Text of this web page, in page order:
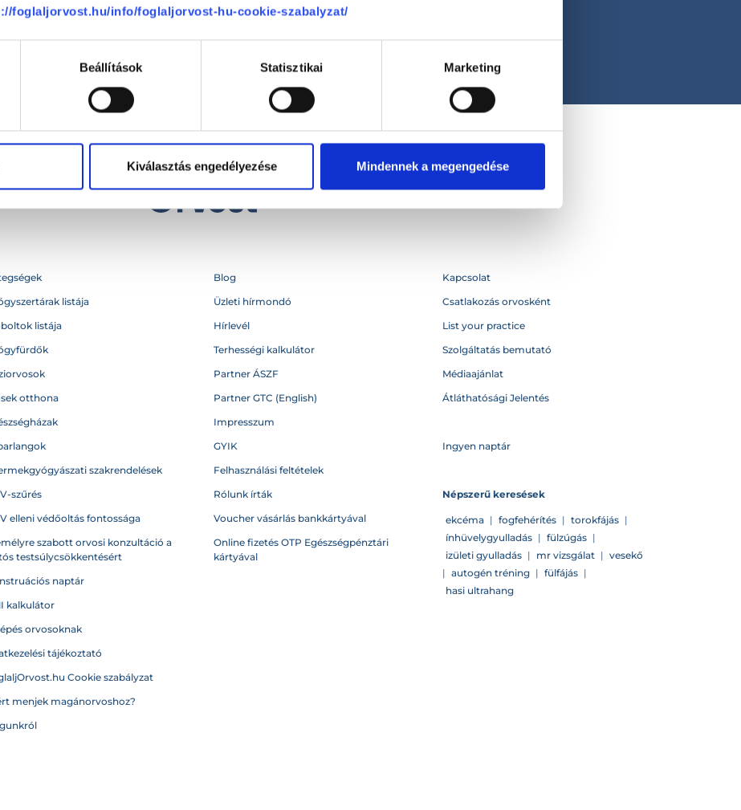
foglaljorvost.hu/info/foglaljorvost-hu-cookie-szabalyzat/
Beállítások Statisztikai Marketing
Kiválasztás engedélyezése Mindennek a megengedése
(H-P: 8:00-20:00)
listája
listája
otthona
szakrendelések
szűrés
elleni védőoltás fontossága
szabott orvosi konzultáció a
testsúlycsökkentésért
naptár
kalkulátor
orvosoknak
tájékoztató
Cookie szabályzat
menjek magánorvoshoz?
Blog
Üzleti hírmondó
Hírlevél
Terhességi kalkulátor
Partner ÁSZF
Partner GTC (English)
Impresszum
GYIK
Felhasználási feltételek
Rólunk írták
Voucher vásárlás bankkártyával
Online fizetés OTP Egészségpénztári
kártyával
Kapcsolat
Csatlakozás orvosként
List your practice
Szolgáltatás bemutató
Médiaajánlat
Átláthatósági Jelentés
Ingyen naptár
Népszerű keresések
ekcéma | fogfehérítés | torokfájás |
ínhüvelygyulladás | fülzúgás |
izületi gyulladás | mr vizsgálat | vesekő
| autogén tréning | fülfájás |
hasi ultrahang